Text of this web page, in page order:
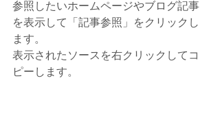
参照したいホームページやブログ記事
を表示して「記事参照」をクリックし
ます。
表示されたソースを右クリックしてコ
ピーします。